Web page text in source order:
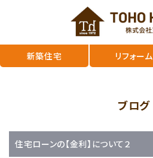
新築住宅 リフォーム
ブログ
住宅ローンの【金利】について２